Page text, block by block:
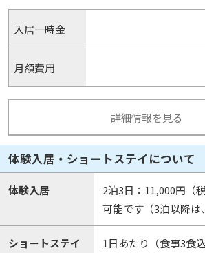
入居一時金
月額費用
詳細情報を見る
体験入居・ショートステイについて
体験入居
2泊3日：11,000円（
可能です（3泊以降は
ショートステイ
1日あたり（食事3食